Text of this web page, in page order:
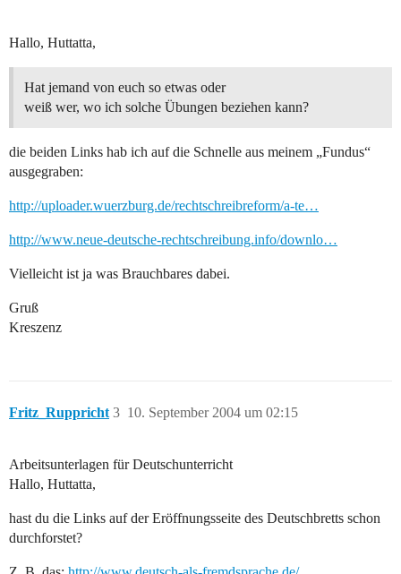
Hallo, Huttatta,
Hat jemand von euch so etwas oder
weiß wer, wo ich solche Übungen beziehen kann?
die beiden Links hab ich auf die Schnelle aus meinem „Fundus“
ausgegraben:
http://uploader.wuerzburg.de/rechtschreibreform/a-te…
http://www.neue-deutsche-rechtschreibung.info/downlo…
Vielleicht ist ja was Brauchbares dabei.
Gruß
Kreszenz
Fritz_Ruppricht 10. September 2004 um 02:15
3
Arbeitsunterlagen für Deutschunterricht
Hallo, Huttatta,
hast du die Links auf der Eröffnungsseite des Deutschbretts schon
durchforstet?